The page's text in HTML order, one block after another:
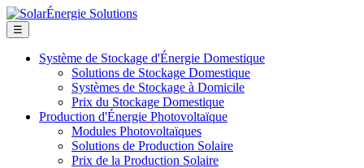
☰
Système de Stockage d'Énergie Domestique
Solutions de Stockage Domestique
Systèmes de Stockage à Domicile
Prix du Stockage Domestique
Production d'Énergie Photovoltaïque
Modules Photovoltaïques
Solutions de Production Solaire
Prix de la Production Solaire